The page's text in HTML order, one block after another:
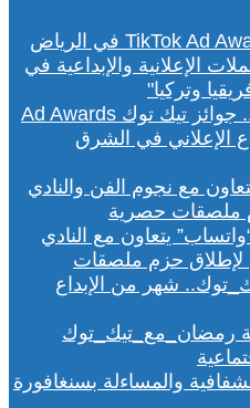
في ديسمبر القادم.. جوائز تيك توك Ad Awards
الإعلاني في الشرق
يتعاون مع النادي
لإطلاق حزم ملصقات
رمضان_مع_تيك_توك